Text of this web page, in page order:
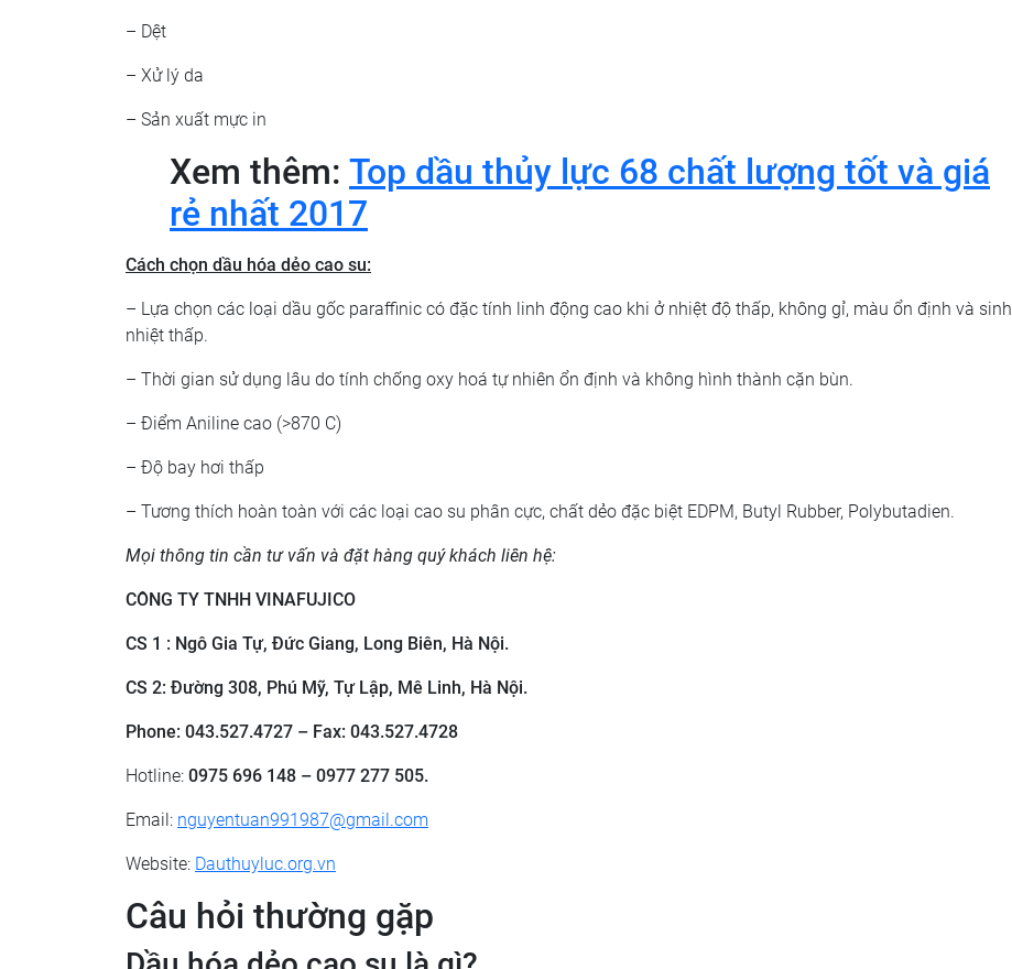
– Dệt
– Xử lý da
– Sản xuất mực in
Xem thêm: Top dầu thủy lực 68 chất lượng tốt và giá
rẻ nhất 2017
Cách chọn dầu hóa dẻo cao su:
– Lựa chọn các loại dầu gốc paraffinic có đặc tính linh động cao khi ở nhiệt độ thấp, không gỉ, màu ổn định và sinh
nhiệt thấp.
– Thời gian sử dụng lâu do tính chống oxy hoá tự nhiên ổn định và không hình thành cặn bùn.
– Điểm Aniline cao (>870 C)
– Độ bay hơi thấp
– Tương thích hoàn toàn với các loại cao su phân cực, chất dẻo đặc biệt EDPM, Butyl Rubber, Polybutadien.
Mọi thông tin cần tư vấn và đặt hàng quý khách liên hệ:
CÔNG TY TNHH VINAFUJICO
CS 1 : Ngô Gia Tự, Đức Giang, Long Biên, Hà Nội.
CS 2: Đường 308, Phú Mỹ, Tự Lập, Mê Linh, Hà Nội.
Phone: 043.527.4727 – Fax: 043.527.4728
Hotline: 0975 696 148 – 0977 277 505.
Email: nguyentuan991987@gmail.com
Website: Dauthuyluc.org.vn
Câu hỏi thường gặp